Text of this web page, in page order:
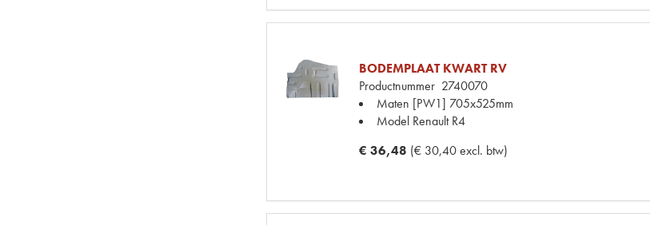
BODEMPLAAT KWART RV
Productnummer 2740070
Maten [PW1] 705x525mm
Model Renault R4
€ 36,48 (€ 30,40 excl. btw)